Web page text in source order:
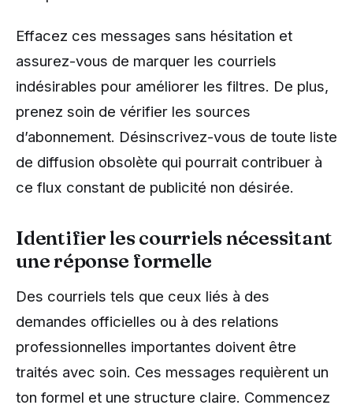
Effacez ces messages sans hésitation et
assurez-vous de marquer les courriels
indésirables pour améliorer les filtres. De plus,
prenez soin de vérifier les sources
d’abonnement. Désinscrivez-vous de toute liste
de diffusion obsolète qui pourrait contribuer à
ce flux constant de publicité non désirée.
Identifier les courriels nécessitant
une réponse formelle
Des courriels tels que ceux liés à des
demandes officielles ou à des relations
professionnelles importantes doivent être
traités avec soin. Ces messages requièrent un
ton formel et une structure claire. Commencez